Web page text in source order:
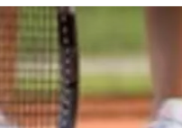
verwenden Cookies, um
die Zugriffe auf unsere
an unsere Partner für
mit weiteren